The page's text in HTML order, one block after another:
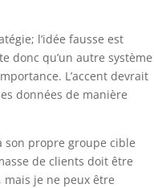
l’idée fausse est
donc qu’un autre système
L’accent devrait
données de manière
son propre groupe cible
de clients doit être
mais je ne peux être